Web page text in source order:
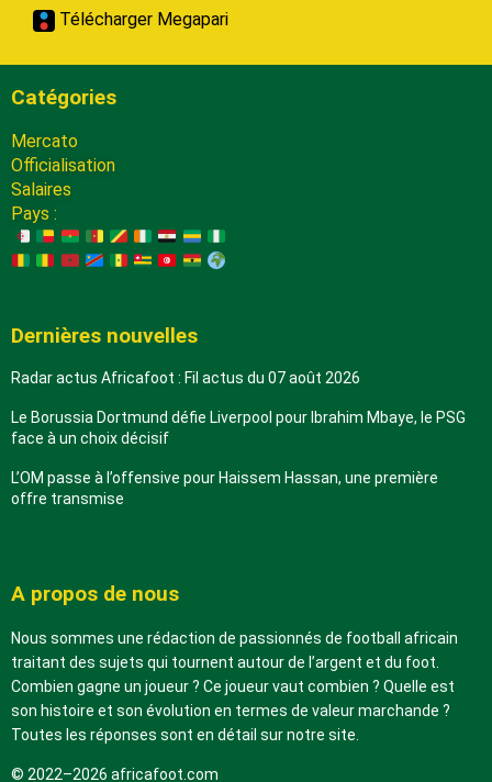
Télécharger Megapari
Catégories
Mercato
Officialisation
Salaires
Pays :
Dernières nouvelles
Radar actus Africafoot : Fil actus du 07 août 2026
Le Borussia Dortmund défie Liverpool pour Ibrahim Mbaye, le PSG
face à un choix décisif
L’OM passe à l’offensive pour Haissem Hassan, une première
offre transmise
A propos de nous
Nous sommes une rédaction de passionnés de football africain
traitant des sujets qui tournent autour de l’argent et du foot.
Combien gagne un joueur ? Ce joueur vaut combien ? Quelle est
son histoire et son évolution en termes de valeur marchande ?
Toutes les réponses sont en détail sur notre site.
© 2022–2026 africafoot.com